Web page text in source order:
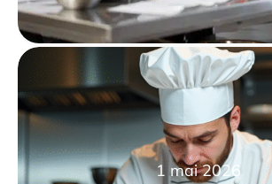
1 mai 2026